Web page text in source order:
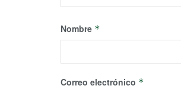
Nombre *
Correo electrónico *